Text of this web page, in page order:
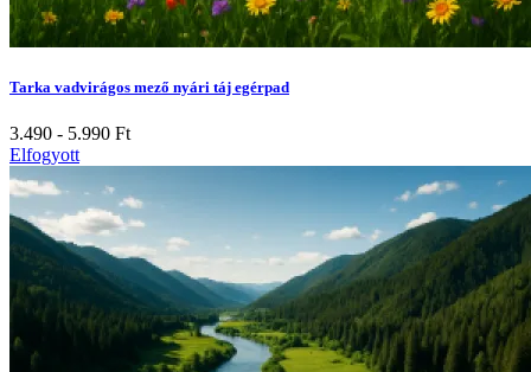
Tarka vadvirágos mező nyári táj egérpad
3.490 - 5.990 Ft
Elfogyott